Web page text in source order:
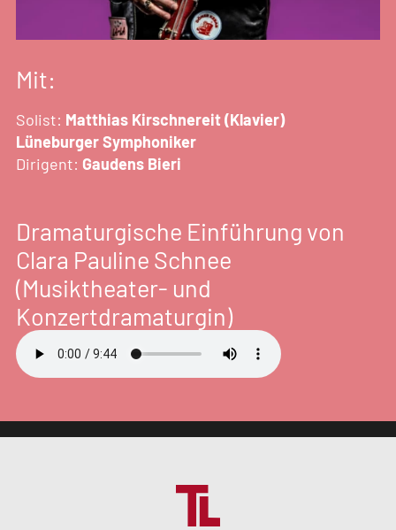
Mit:
Solist: Matthias Kirschnereit (Klavier)
Lüneburger Symphoniker
Dirigent: Gaudens Bieri
Dramaturgische Einführung von
Clara Pauline Schnee
(Musiktheater- und
Konzertdramaturgin)